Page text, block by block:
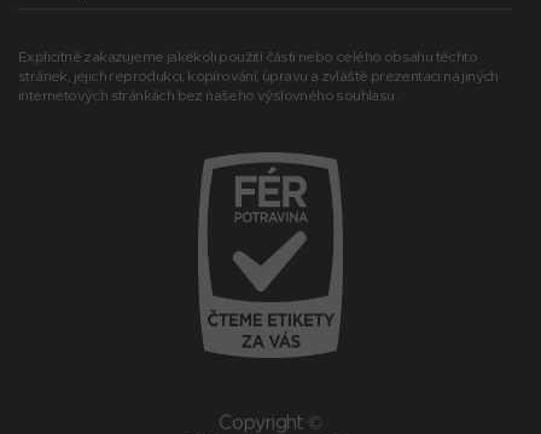
Explicitně zakazujeme jakékoli použití části nebo celého obsahu těchto
stránek, jejich reprodukci, kopírování, úpravu a zvláště prezentaci na jiných
internetových stránkách bez našeho výslovného souhlasu.
Copyright ©